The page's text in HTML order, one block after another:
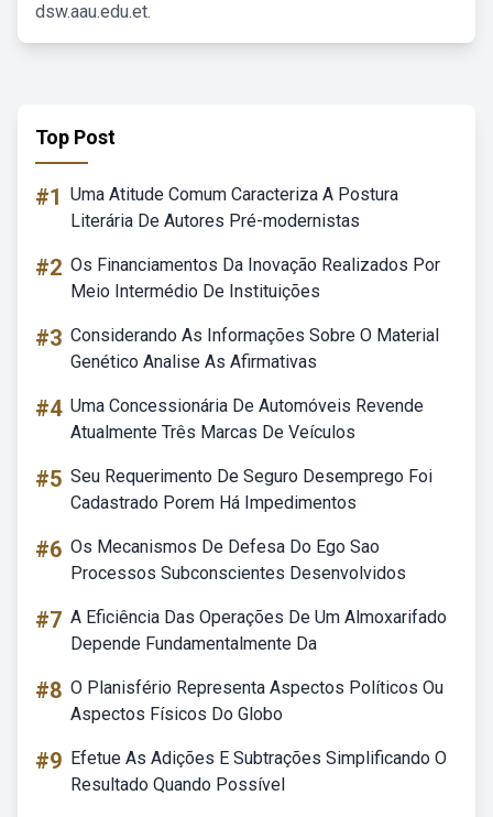
dsw.aau.edu.et.
Top Post
#1 Uma Atitude Comum Caracteriza A Postura
Literária De Autores Pré-modernistas
#2 Os Financiamentos Da Inovação Realizados Por
Meio Intermédio De Instituições
#3 Considerando As Informações Sobre O Material
Genético Analise As Afirmativas
#4 Uma Concessionária De Automóveis Revende
Atualmente Três Marcas De Veículos
#5 Seu Requerimento De Seguro Desemprego Foi
Cadastrado Porem Há Impedimentos
#6 Os Mecanismos De Defesa Do Ego Sao
Processos Subconscientes Desenvolvidos
#7 A Eficiência Das Operações De Um Almoxarifado
Depende Fundamentalmente Da
#8 O Planisfério Representa Aspectos Políticos Ou
Aspectos Físicos Do Globo
#9 Efetue As Adições E Subtrações Simplificando O
Resultado Quando Possível